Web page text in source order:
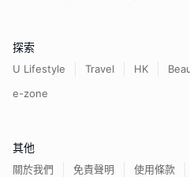
探索
U Lifestyle Travel HK
e-zone
其他
關於我們 免責聲明 使用條款